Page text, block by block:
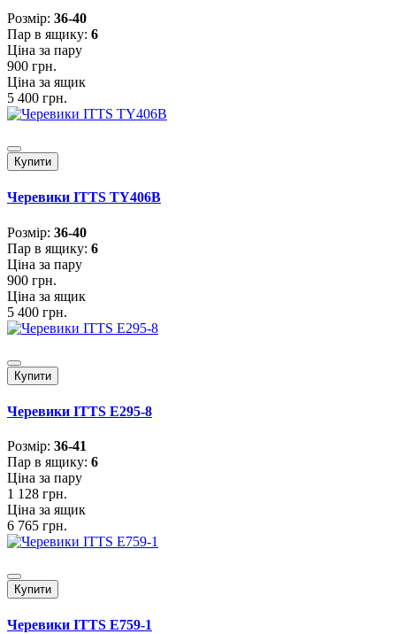
Розмiр: 36-40
Пар в ящику: 6
Ціна за пару
900 грн.
Ціна за ящик
5 400 грн.
Купити
Черевики ITTS TY406B
Розмiр: 36-40
Пар в ящику: 6
Ціна за пару
900 грн.
Ціна за ящик
5 400 грн.
Купити
Черевики ITTS E295-8
Розмiр: 36-41
Пар в ящику: 6
Ціна за пару
1 128 грн.
Ціна за ящик
6 765 грн.
Купити
Черевики ITTS E759-1